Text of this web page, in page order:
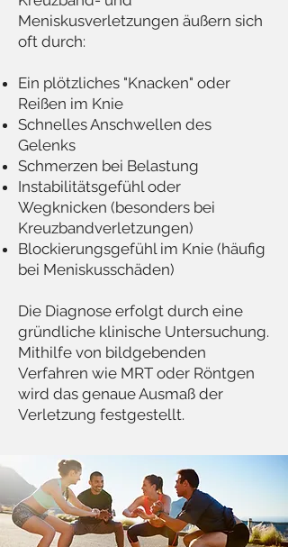
Meniskusverletzungen äußern sich
oft durch:
Ein plötzliches "Knacken" oder
Reißen im Knie
Schnelles Anschwellen des
Gelenks
Schmerzen bei Belastung
Instabilitätsgefühl oder
Wegknicken (besonders bei
Kreuzbandverletzungen)
Blockierungsgefühl im Knie (häufig
bei Meniskusschäden)
Die Diagnose erfolgt durch eine
gründliche klinische Untersuchung.
Mithilfe von bildgebenden
Verfahren wie MRT oder Röntgen
wird das genaue Ausmaß der
Verletzung festgestellt.